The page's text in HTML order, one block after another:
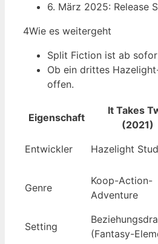
6. März 2025: Release
4Wie es weitergeht
Split Fiction ist ab
Ob ein drittes
offen.
Eigenschaft
It Takes
(2021)
Entwickler
Hazelight
Genre
Koop-Action-
Adventure
Setting
(Fantasy-